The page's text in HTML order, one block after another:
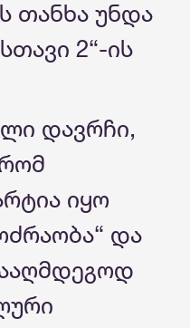
თანხა უნდა
2“-ის
დავრჩი,
იყო
და